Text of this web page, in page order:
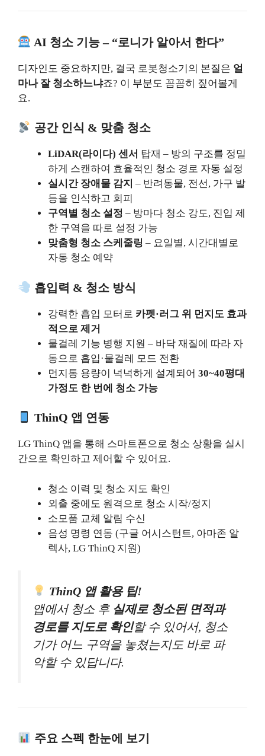
AI 청소 기능 – “로니가 알아서 한다”
디자인도 중요하지만, 결국 로봇청소기의 본질은 얼
마나 잘 청소하느냐죠? 이 부분도 꼼꼼히 짚어볼게
요.
공간 인식 & 맞춤 청소
LiDAR(라이다) 센서 탑재 – 방의 구조를 정밀
하게 스캔하여 효율적인 청소 경로 자동 설정
실시간 장애물 감지 – 반려동물, 전선, 가구 발
등을 인식하고 회피
구역별 청소 설정 – 방마다 청소 강도, 진입 제
한 구역을 따로 설정 가능
맞춤형 청소 스케줄링 – 요일별, 시간대별로
자동 청소 예약
흡입력 & 청소 방식
강력한 흡입 모터로 카펫·러그 위 먼지도 효과
적으로 제거
물걸레 기능 병행 지원 – 바닥 재질에 따라 자
동으로 흡입·물걸레 모드 전환
먼지통 용량이 넉넉하게 설계되어 30~40평대
가정도 한 번에 청소 가능
ThinQ 앱 연동
LG ThinQ 앱을 통해 스마트폰으로 청소 상황을 실시
간으로 확인하고 제어할 수 있어요.
청소 이력 및 청소 지도 확인
외출 중에도 원격으로 청소 시작/정지
소모품 교체 알림 수신
음성 명령 연동 (구글 어시스턴트, 아마존 알
렉사, LG ThinQ 지원)
ThinQ 앱 활용 팁!
앱에서 청소 후 실제로 청소된 면적과
경로를 지도로 확인할 수 있어서, 청소
기가 어느 구역을 놓쳤는지도 바로 파
악할 수 있답니다.
주요 스펙 한눈에 보기